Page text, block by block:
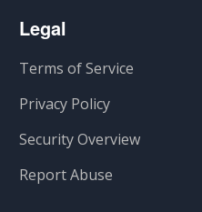
Legal
Terms of Service
Privacy Policy
Security Overview
Report Abuse